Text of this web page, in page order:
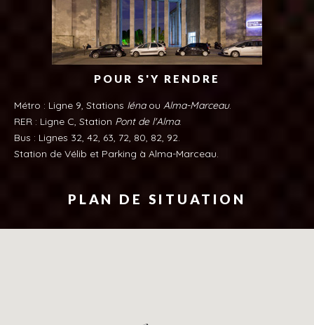
POUR S'Y RENDRE
Métro : Ligne 9, Stations Iénaou Alma-Marceau.
RER : Ligne C, Station Pont de l'Alma.
Bus : Lignes 32, 42, 63, 72, 80, 82, 92.
Station de Vélib et Parking à Alma-Marceau.
PLAN DE SITUATION